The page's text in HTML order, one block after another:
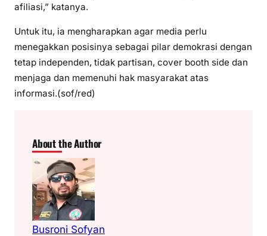
afiliasi,” katanya.
Untuk itu, ia mengharapkan agar media perlu
menegakkan posisinya sebagai pilar demokrasi dengan
tetap independen, tidak partisan, cover booth side dan
menjaga dan memenuhi hak masyarakat atas
informasi.(sof/red)
About the Author
Busroni Sofyan